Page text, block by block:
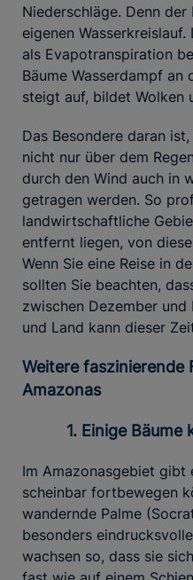
Niederschläge. Denn
eigenen
als Evapotranspiration
Bäume Wasserdampf an
steigt auf, bildet Wolken
Das Besondere daran
nicht nur über dem
durch den Wind auch in
getragen werden. So
landwirtschaftliche
entfernt liegen, von
Wenn Sie eine Reise in
sollten Sie beachten,
zwischen Dezember
und Land kann dieser
Weitere faszinierende Fakten über den
Amazonas
1. Einige
Im Amazonasgebiet gibt
scheinbar fortbewegen
wandernde Palme
besonders
wachsen so, dass sie